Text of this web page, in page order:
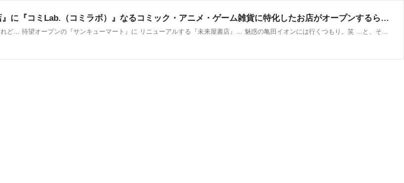
『イオンモール新潟亀田インター』内『未来屋書店』に『コミLab.（コミラボ）』なるコミック・アニメ・ゲーム雑貨に特化したお店がオープンするらしい。 : にいがた速報 - 新潟県新潟市の地域情報サイト
今週末の3連休…イベント大・充・実！ あれもこれも参戦したいけれど… 待望オープンの『サンキューマート』に リニューアルする『未来屋書店』… 魅惑の亀田イオンには行くつもり。笑 …と、その『未来屋書店』に 気になる新スポット発見！ 『コミLab.（コミラボ）